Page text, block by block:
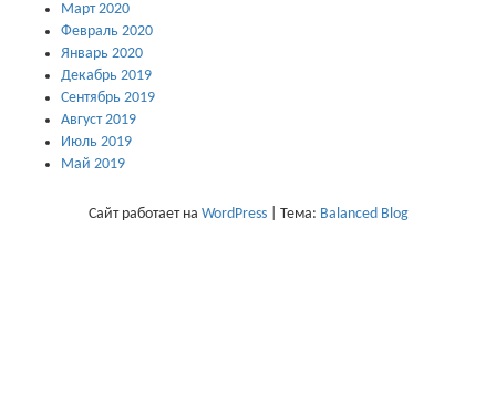
Март 2020
Февраль 2020
Январь 2020
Декабрь 2019
Сентябрь 2019
Август 2019
Июль 2019
Май 2019
Сайт работает на WordPress Тема: Balanced Blog